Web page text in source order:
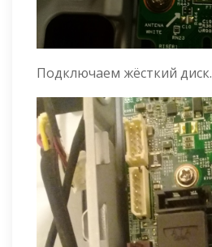
Подключаем жёсткий диск.